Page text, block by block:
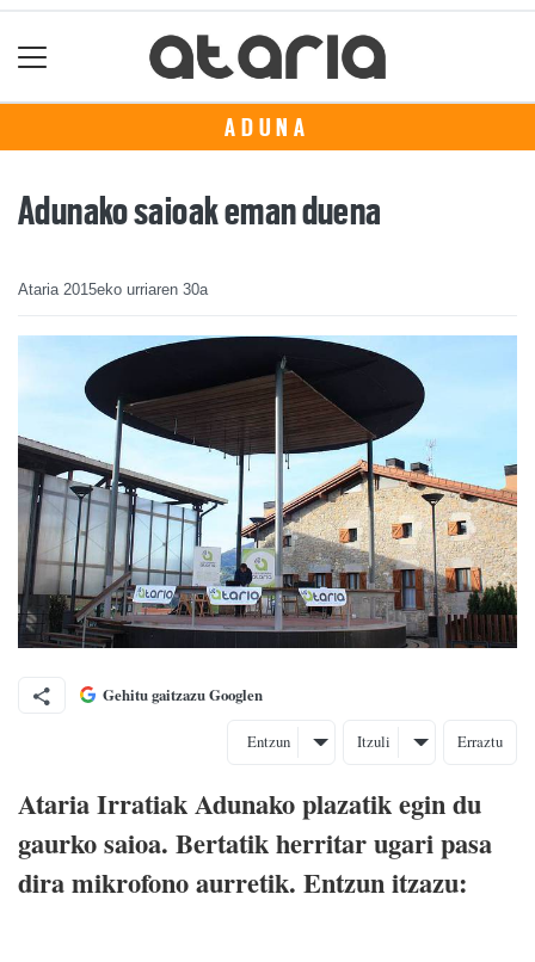
ADUNA
Adunako saioak eman duena
Ataria 2015eko urriaren 30a
Gehitu gaitzazu Googlen
Entzun Itzuli Erraztu
Ataria Irratiak Adunako plazatik egin du
gaurko saioa. Bertatik herritar ugari pasa
dira mikrofono aurretik. Entzun itzazu: